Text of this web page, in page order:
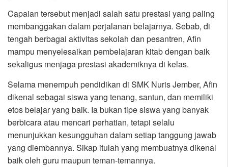
Capaian tersebut menjadi salah satu prestasi yang paling
membanggakan dalam perjalanan belajarnya. Sebab, di
tengah berbagai aktivitas sekolah dan pesantren, Afin
mampu menyelesaikan pembelajaran kitab dengan baik
sekaligus menjaga prestasi akademiknya di kelas.
Selama menempuh pendidikan di SMK Nuris Jember, Afin
dikenal sebagai siswa yang tenang, santun, dan memiliki
etos belajar yang baik. Ia bukan tipe siswa yang banyak
berbicara atau mencari perhatian, tetapi selalu
menunjukkan kesungguhan dalam setiap tanggung jawab
yang diembannya. Sikap itulah yang membuatnya dikenal
baik oleh guru maupun teman-temannya.